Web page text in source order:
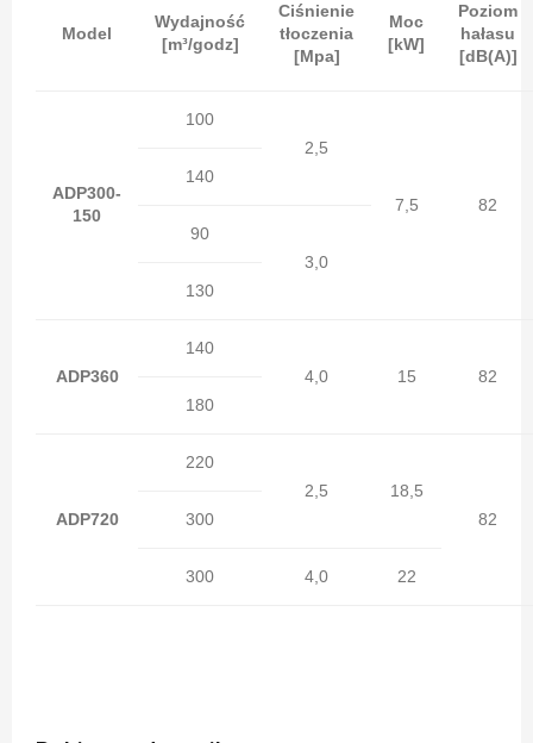
Model
Wydajność
[m³/godz]
Ciśnienie
tłoczenia
[Mpa]
Moc
[kW]
Poziom
hałasu
[dB(A)]
ADP300-
150
100
2,5
7,5 82
140
90
3,0
130
ADP360
140
4,0
15
82
180
ADP720
220
2,5
18,5
82
300
300 4,0 22